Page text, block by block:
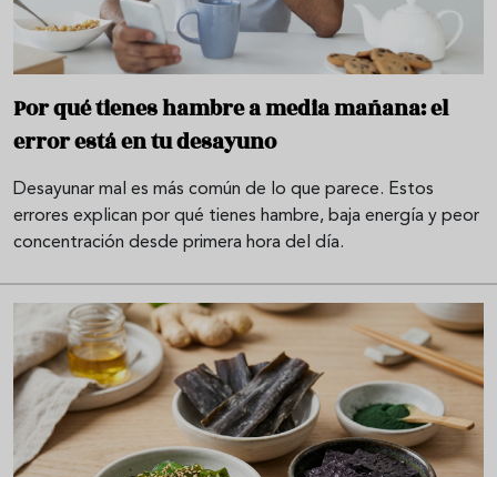
Por qué tienes hambre a media mañana: el
error está en tu desayuno
Desayunar mal es más común de lo que parece. Estos
errores explican por qué tienes hambre, baja energía y peor
concentración desde primera hora del día.